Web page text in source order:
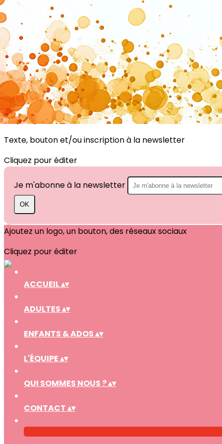
Exporter les lignes sélectionnées
Exporter toutes les colonnes
Exporter uniquement les colonnes affichées
Menu
?>
Images de la page d'accueil
Cliquez pour éditer
Texte, bouton et/ou inscription à la newsletter
Cliquez pour éditer
Je m'abonne à la newsletter
OK
Ajoutez un logo, un bouton, des réseaux sociaux
Cliquez pour éditer
ACCUEIL▴▾
ADULTES▴▾
ENFANTS & ADOS▴▾
L'ÉQUIPE▴▾
QUI SOMMES NOUS ?▴▾
CONTACT▴▾